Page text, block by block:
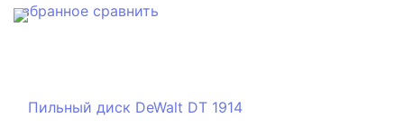
избранное сравнить